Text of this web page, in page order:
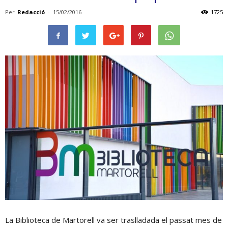
Per Redacció - 15/02/2016 1725
La Biblioteca de Martorell va ser traslladada el passat mes de